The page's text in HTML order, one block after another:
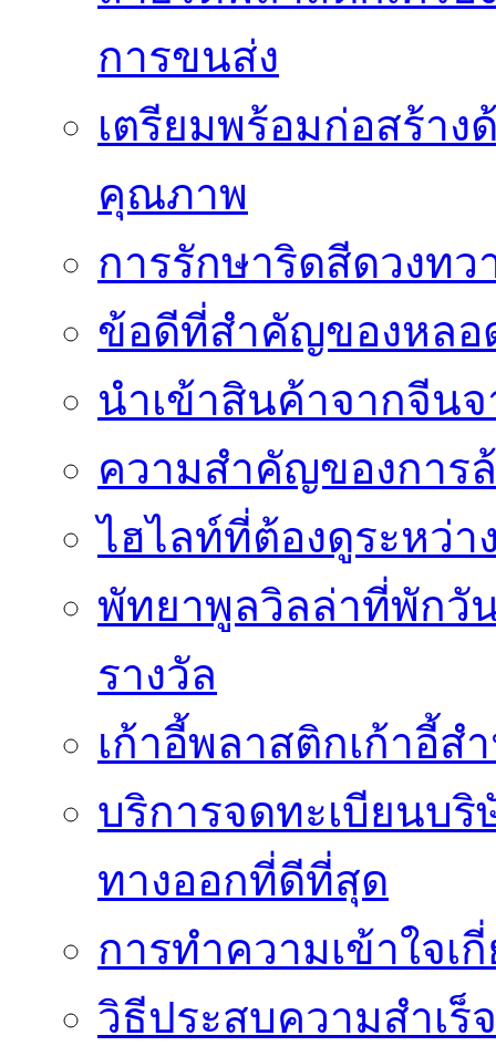
การขนส่ง
เตรียมพร้อมก่อสร้า
คุณภาพ
การรักษาริดสีดวงทว
ข้อดีที่สำคัญของหลอ
นำเข้าสินค้าจากจีน
ความสำคัญของการ
ไฮไลท์ที่ต้องดูระหว่า
พัทยาพูลวิลล่าที่พักวั
รางวัล
เก้าอี้พลาสติกเก้าอี้
บริการจดทะเบียนบ
ทางออกที่ดีที่สุด
การทำความเข้าใจเ
วิธีประสบความสำเ